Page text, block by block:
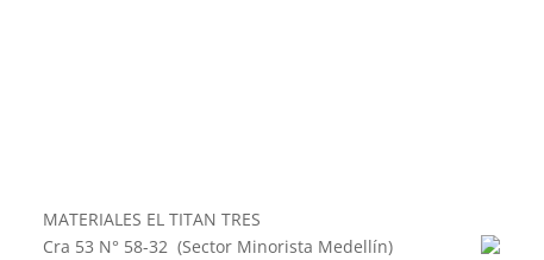
MATERIALES EL TITAN TRES
Cra 53 N° 58-32 (Sector Minorista Medellín)